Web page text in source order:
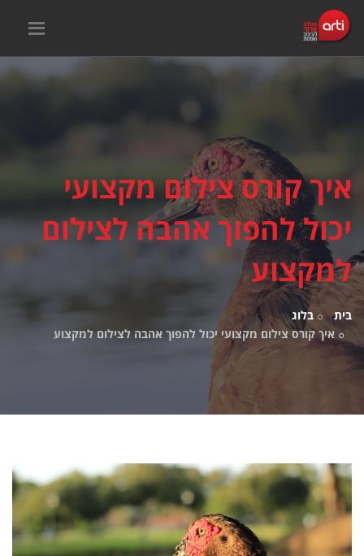
איך קורס צילום מקצועי
יכול להפוך אהבה לצילום
למקצוע
בית
בלוג
איך קורס צילום מקצועי יכול להפוך אהבה לצילום למקצוע